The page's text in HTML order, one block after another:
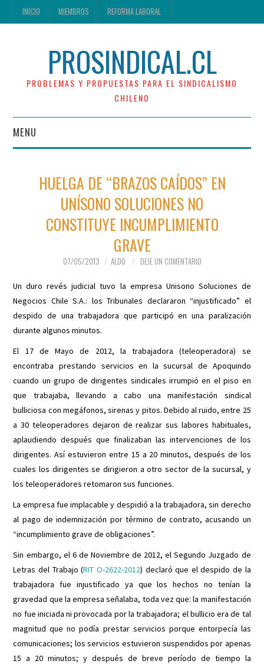
INICIO MIEMBROS REFORMA LABORAL
PROSINDICAL.CL
PROBLEMAS Y PROPUESTAS PARA EL SINDICALISMO
CHILENO
MENU
MIEMBROS
REFORMA LABORAL
HUELGA DE “BRAZOS CAÍDOS” EN
UNÍSONO SOLUCIONES NO
CONSTITUYE INCUMPLIMIENTO
GRAVE
07/05/2013 ALDO DEJE UN COMENTARIO
Un duro revés judicial tuvo la empresa Unisono Soluciones de
Negocios Chile S.A.: los Tribunales declararon “injustificado” el
despido de una trabajadora que participó en una paralización
durante algunos minutos.
El 17 de Mayo de 2012, la trabajadora (teleoperadora) se
encontraba prestando servicios en la sucursal de Apoquindo
cuando un grupo de dirigentes sindicales irrumpió en el piso en
que trabajaba, llevando a cabo una manifestación sindical
bulliciosa con megáfonos, sirenas y pitos. Debido al ruido, entre 25
a 30 teleoperadores dejaron de realizar sus labores habituales,
aplaudiendo después que finalizaban las intervenciones de los
dirigentes. Así estuvieron entre 15 a 20 minutos, después de los
cuales los dirigentes se dirigieron a otro sector de la sucursal, y
los teleoperadores retomaron sus funciones.
La empresa fue implacable y despidió a la trabajadora, sin derecho
al pago de indemnización por término de contrato, acusando un
“incumplimiento grave de obligaciones”.
Sin embargo, el 6 de Noviembre de 2012, el Segundo Juzgado de
Letras del Trabajo (RIT O-2622-2012) declaró que el despido de la
trabajadora fue injustificado ya que los hechos no tenían la
gravedad que la empresa señalaba, toda vez que: la manifestación
no fue iniciada ni provocada por la trabajadora; el bullicio era de tal
magnitud que no podía prestar servicios porque entorpecía las
comunicaciones; los servicios estuvieron suspendidos por apenas
15 a 20 minutos; y después de breve período de tiempo la